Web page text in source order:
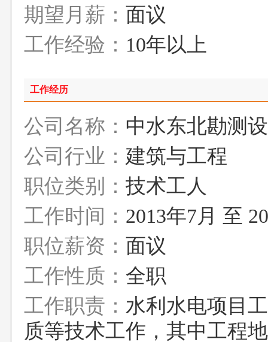
期望月薪： 面议
工作经验： 10年以上
工作经历
公司名称： 中水东北勘测
公司行业： 建筑与工程
职位类别： 技术工人
工作时间： 2013年7月 至
职位薪资： 面议
工作性质： 全职
工作职责： 水利水电项目
质等技术工作，其中工程